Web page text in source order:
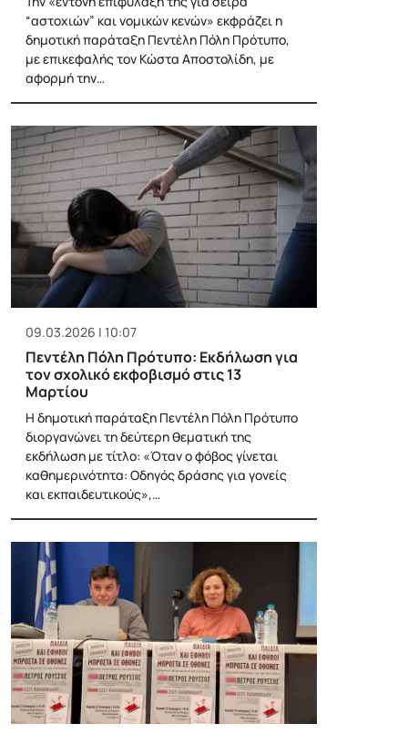
“αστοχιών” και νομικών κενών» εκφράζει η
δημοτική παράταξη Πεντέλη Πόλη Πρότυπο,
με επικεφαλής τον Κώστα Αποστολίδη, με
αφορμή την…
09.03.2026 | 10:07
Πεντέλη Πόλη Πρότυπο: Εκδήλωση για
τον σχολικό εκφοβισμό στις 13
Μαρτίου
Η δημοτική παράταξη Πεντέλη Πόλη Πρότυπο
διοργανώνει τη δεύτερη θεματική της
εκδήλωση με τίτλο: «Όταν ο φόβος γίνεται
καθημερινότητα: Οδηγός δράσης για γονείς
και εκπαιδευτικούς»,…